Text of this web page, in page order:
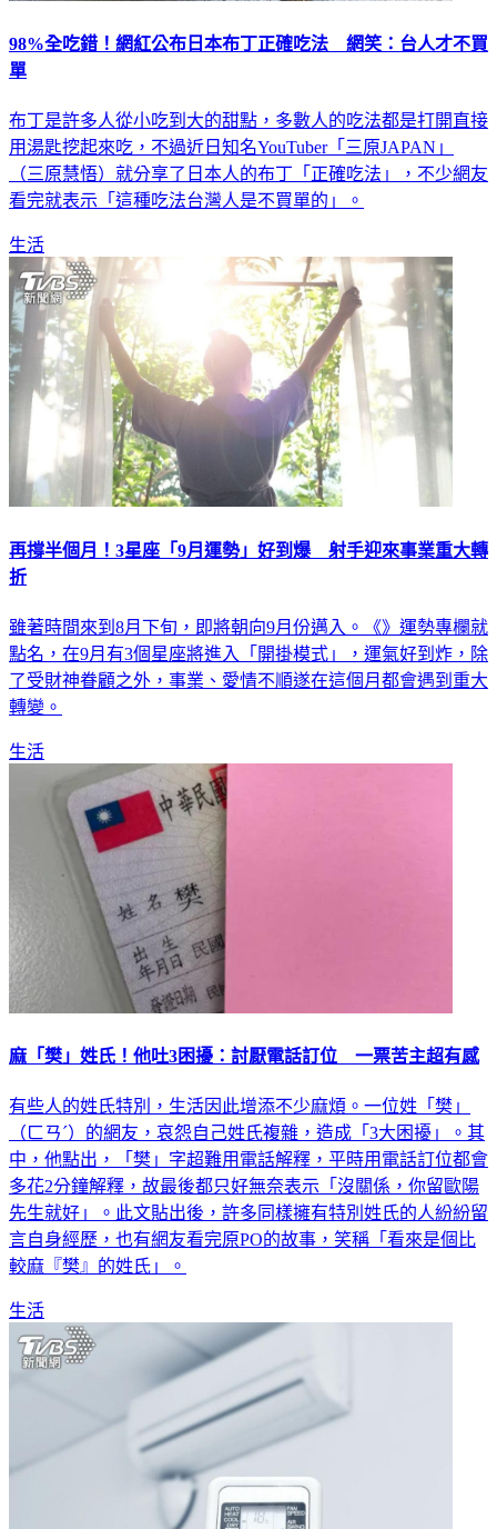
98%全吃錯！網紅公布日本布丁正確吃法 網笑：台人才不買
單
布丁是許多人從小吃到大的甜點，多數人的吃法都是打開直接
用湯匙挖起來吃，不過近日知名YouTuber「三原JAPAN」
（三原慧悟）就分享了日本人的布丁「正確吃法」，不少網友
看完就表示「這種吃法台灣人是不買單的」。
生活
再撐半個月！3星座「9月運勢」好到爆 射手迎來事業重大轉
折
雖著時間來到8月下旬，即將朝向9月份邁入。《》運勢專欄就
點名，在9月有3個星座將進入「開掛模式」，運氣好到炸，除
了受財神眷顧之外，事業、愛情不順遂在這個月都會遇到重大
轉變。
生活
麻「樊」姓氏！他吐3困擾：討厭電話訂位 一票苦主超有感
有些人的姓氏特別，生活因此增添不少麻煩。一位姓「樊」
（ㄈㄢˊ）的網友，哀怨自己姓氏複雜，造成「3大困擾」。其
中，他點出，「樊」字超難用電話解釋，平時用電話訂位都會
多花2分鐘解釋，故最後都只好無奈表示「沒關係，你留歐陽
先生就好」。此文貼出後，許多同樣擁有特別姓氏的人紛紛留
言自身經歷，也有網友看完原PO的故事，笑稱「看來是個比
較麻『樊』的姓氏」。
生活